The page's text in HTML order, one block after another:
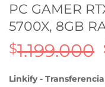
PC GAMER
5700X, 8GB
$1.199.000
Linkify -